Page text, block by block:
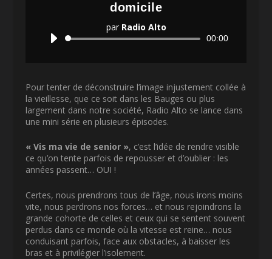
domicile
par Radio Alto
Lecteur
00:00
Pour tenter de déconstruire l’image injustement collée à
la vieillesse, que ce soit dans les Bauges ou plus
largement dans notre société, Radio Alto se lance dans
une mini série en plusieurs épisodes.
« Vis ma vie de senior », c’est l’idée de rendre visible
ce qu’on tente parfois de repousser et d’oublier : les
années passent… OUI !
Certes, nous prendrons tous de l’âge, nous irons moins
vite, nous perdrons nos forces… et nous rejoindrons la
grande cohorte de celles et ceux qui se sentent souvent
perdus dans ce monde où la vitesse est reine… nous
conduisant parfois, face aux obstacles, à baisser les
bras et à privilégier l’isolement.